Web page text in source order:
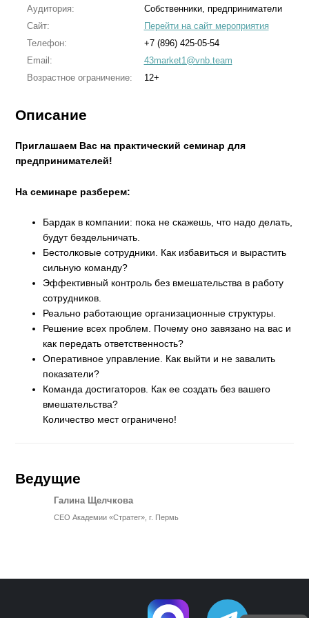
Аудитория:
Собственники, предприниматели
Сайт:
Перейти на сайт мероприятия
Телефон:
+7 (896) 425-05-54
Email:
43market1@vnb.team
Возрастное ограничение:
12+
Описание
Приглашаем Вас на практический семинар для
предпринимателей!
На семинаре разберем:
Бардак в компании: пока не скажешь, что надо делать,
будут бездельничать.
Бестолковые сотрудники. Как избавиться и вырастить
сильную команду?
Эффективный контроль без вмешательства в работу
сотрудников.
Реально работающие организационные структуры.
Решение всех проблем. Почему оно завязано на вас и
как передать ответственность?
Оперативное управление. Как выйти и не завалить
показатели?
Команда достигаторов. Как ее создать без вашего
вмешательства?
Количество мест ограничено!
Ведущие
Галина Щелчкова
СЕО Академии «Стратег», г. Пермь